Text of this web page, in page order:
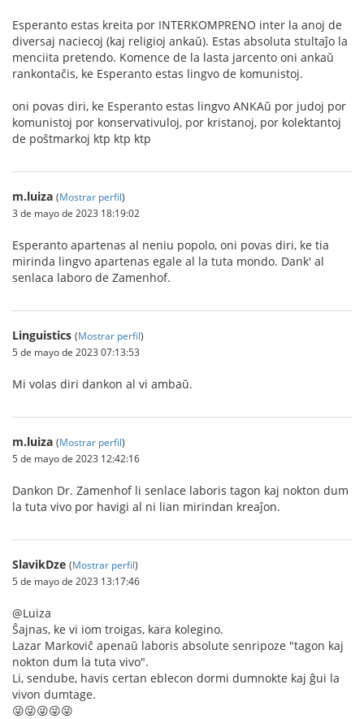
Esperanto estas kreita por INTERKOMPRENO inter la anoj de
diversaj naciecoj (kaj religioj ankaŭ). Estas absoluta stultaĵo la
menciita pretendo. Komence de la lasta jarcento oni ankaŭ
rankontaĉis, ke Esperanto estas lingvo de komunistoj.
oni povas diri, ke Esperanto estas lingvo ANKAŭ por judoj por
komunistoj por konservativuloj, por kristanoj, por kolektantoj
de poŝtmarkoj ktp ktp ktp
m.luiza (Mostrar perfil)
3 de mayo de 2023 18:19:02
Esperanto apartenas al neniu popolo, oni povas diri, ke tia
mirinda lingvo apartenas egale al la tuta mondo. Dank' al
senlaca laboro de Zamenhof.
Linguistics (Mostrar perfil)
5 de mayo de 2023 07:13:53
Mi volas diri dankon al vi ambaŭ.
m.luiza (Mostrar perfil)
5 de mayo de 2023 12:42:16
Dankon Dr. Zamenhof li senlace laboris tagon kaj nokton dum
la tuta vivo por havigi al ni lian mirindan kreaĵon.
SlavikDze (Mostrar perfil)
5 de mayo de 2023 13:17:46
@Luiza
Ŝajnas, ke vi iom troigas, kara kolegino.
Lazar Markoviĉ apenaŭ laboris absolute senripoze "tagon kaj
nokton dum la tuta vivo".
Li, sendube, havis certan eblecon dormi dumnokte kaj ĝui la
vivon dumtage.
😜😜😜😜😜